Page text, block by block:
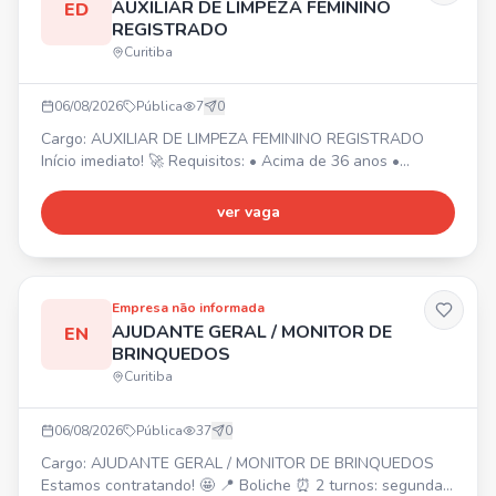
ED
AUXILIAR DE LIMPEZA FEMININO
REGISTRADO
Curitiba
06/08/2026 Pública 7 0
Cargo: AUXILIAR DE LIMPEZA FEMININO REGISTRADO
Início imediato! 🚀 Requisitos: • Acima de 36 anos •
próximo aos bairros Água Verde e Boqueirão 📍 Jornada
de trabalho: • Seg, Qua, Sex: 7h às 11h (Água Verde) ⏰ •
ver vaga
EN
Empresa não informada
AJUDANTE GERAL / MONITOR DE
BRINQUEDOS
Curitiba
06/08/2026 Pública 37 0
Cargo: AJUDANTE GERAL / MONITOR DE BRINQUEDOS
Estamos contratando! 🤩 📍 Boliche ⏰ 2 turnos: segunda